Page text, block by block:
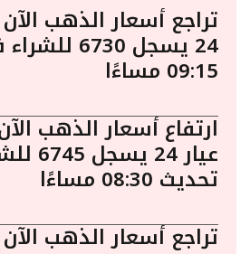
تراجع أسعار الذهب
24 يسجل
09:15 مساءًا
ارتفاع أسعار الذهب
عيار
تحديث 08:30 مساءًا
تراجع أسعار الذهب